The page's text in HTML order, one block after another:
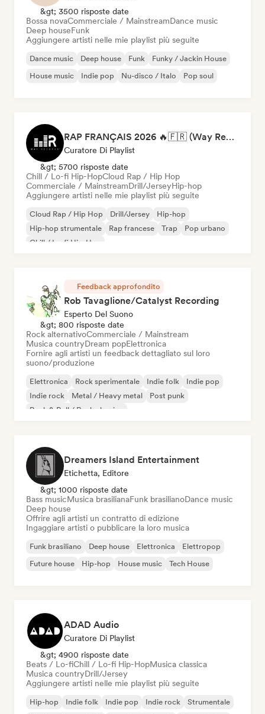
&gt; 3500 risposte date
Bossa novaCommerciale / MainstreamDance music
Deep houseFunk
Aggiungere artisti nelle mie playlist più seguite
Dance music Deep house Funk
Funky / Jackin House
House music
Indie pop Nu-disco / Italo Pop soul
RAP FRANÇAIS 2026 🔥🇫🇷 (Way Records)
Curatore Di Playlist
&gt; 5700 risposte date
Chill / Lo-fi Hip-HopCloud Rap / Hip Hop
Commerciale / MainstreamDrill/JerseyHip-hop
Aggiungere artisti nelle mie playlist più seguite
Cloud Rap / Hip Hop Drill/Jersey
Hip-hop
Hip-hop strumentale
Rap francese Trap
Pop urbano
Chill / Lo-fi Hip-Hop
Feedback approfondito
Rob Tavaglione/Catalyst Recording
Esperto Del Suono
&gt; 800 risposte date
Rock alternativoCommerciale / Mainstream
Musica countryDream popElettronica
Fornire agli artisti un feedback dettagliato sul loro
suono/produzione
Elettronica Rock sperimentale Indie folk
Indie pop
Indie rock
Metal / Heavy metal
Post punk
Rock & Roll / Rock classico
Dreamers Island Entertainment
Etichetta, Editore
&gt; 1000 risposte date
Bass musicMusica brasilianaFunk brasilianoDance music
Deep house
Offrire agli artisti un contratto di edizione
Ingaggiare artisti o pubblicare la loro musica
Funk brasiliano Deep house Elettronica
Elettropop
Future house
Hip-hop House music Tech House
ADAD Audio
Curatore Di Playlist
&gt; 4900 risposte date
Beats / Lo-fiChill / Lo-fi Hip-HopMusica classica
Musica countryDrill/Jersey
Aggiungere artisti nelle mie playlist più seguite
Hip-hop Indie folk Indie pop Indie rock
Strumentale